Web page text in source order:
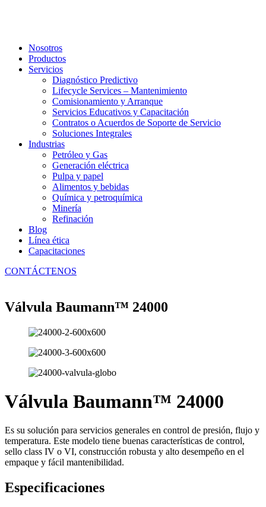
Nosotros
Productos
Servicios
Diagnóstico Predictivo
Lifecycle Services – Mantenimiento
Comisionamiento y Arranque
Servicios Educativos y Capacitación
Contratos o Acuerdos de Soporte de Servicio
Soluciones Integrales
Industrias
Petróleo y Gas
Generación eléctrica
Pulpa y papel
Alimentos y bebidas
Química y petroquímica
Minería
Refinación
Blog
Línea ética
Capacitaciones
CONTÁCTENOS
Válvula Baumann™ 24000
Válvula Baumann™ 24000
Es su solución para servicios generales en control de presión, flujo y
temperatura. Este modelo tiene buenas características de control,
sello class IV o VI, construcción robusta y alto desempeño en el
empaque y fácil mantenibilidad.
Especificaciones